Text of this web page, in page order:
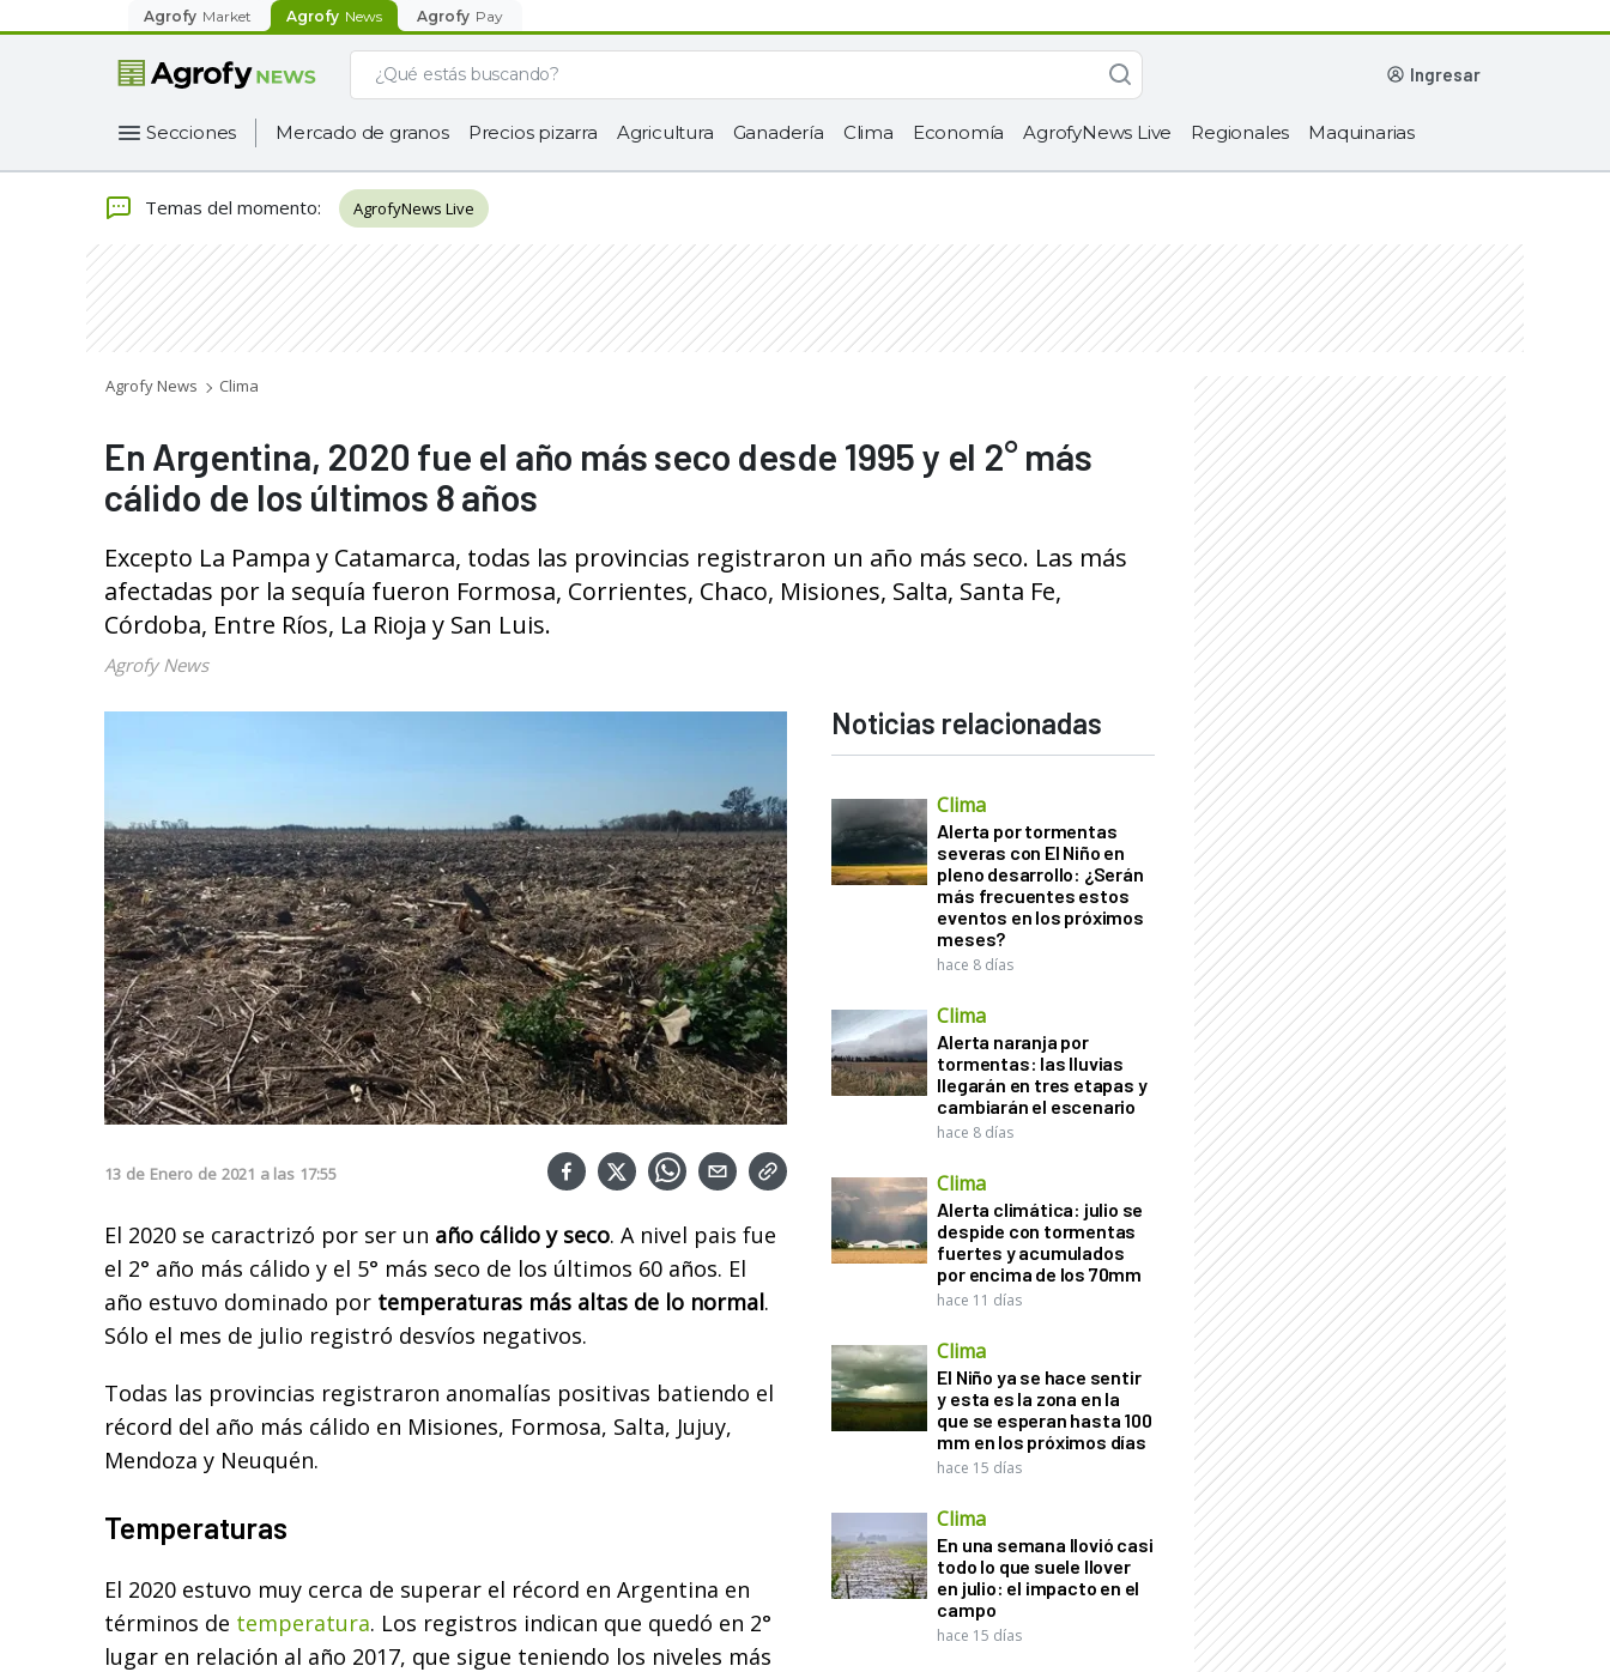
Agrofy Market Agrofy News Agrofy Pay
ingresar
Secciones Mercado de granos Precios pizarra Agricultura Ganadería Clima Economía AgrofyNews Live Regionales Maquinarias
Temas del momento: AgrofyNews Live
Agrofy News Clima
En Argentina, 2020 fue el año más seco desde 1995 y el 2° más
cálido de los últimos 8 años
Excepto La Pampa y Catamarca, todas las provincias registraron un año más seco. Las más
afectadas por la sequía fueron Formosa, Corrientes, Chaco, Misiones, Salta, Santa Fe,
Córdoba, Entre Ríos, La Rioja y San Luis.
Agrofy News
13 de Enero de 2021 a las 17:55
El 2020 se caractrizó por ser un año cálido y seco. A nivel pais fue
el 2° año más cálido y el 5° más seco de los últimos 60 años. El
año estuvo dominado por temperaturas más altas de lo normal.
Sólo el mes de julio registró desvíos negativos.
Todas las provincias registraron anomalías positivas batiendo el
récord del año más cálido en Misiones, Formosa, Salta, Jujuy,
Mendoza y Neuquén.
Temperaturas
El 2020 estuvo muy cerca de superar el récord en Argentina en
términos de temperatura. Los registros indican que quedó en 2°
lugar en relación al año 2017, que sigue teniendo los niveles más
Noticias relacionadas
Clima
Alerta por tormentas
severas con El Niño en
pleno desarrollo: ¿Serán
más frecuentes estos
eventos en los próximos
meses?
hace 8 días
Clima
Alerta naranja por
tormentas: las lluvias
llegarán en tres etapas y
cambiarán el escenario
hace 8 días
Clima
Alerta climática: julio se
despide con tormentas
fuertes y acumulados
por encima de los 70mm
hace 11 días
Clima
El Niño ya se hace sentir
y esta es la zona en la
que se esperan hasta 100
mm en los próximos días
hace 15 días
Clima
En una semana llovió casi
todo lo que suele llover
en julio: el impacto en el
campo
hace 15 días